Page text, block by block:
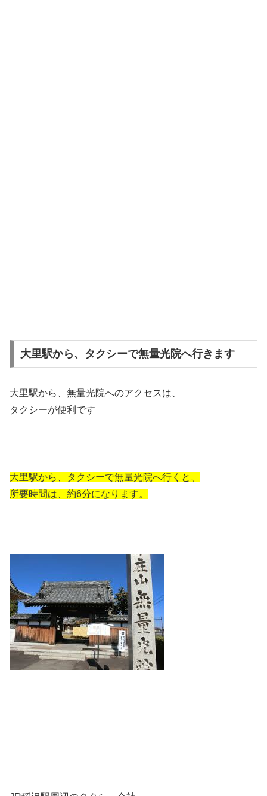
大里駅から、タクシーで無量光院へ行きます
大里駅から、無量光院へのアクセスは、
タクシーが便利です
大里駅から、タクシーで無量光院へ行くと、
所要時間は、約6分になります。